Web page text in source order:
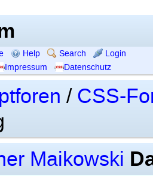
Help Search
Login
Impressum Datenschutz
/ CSS-
Maikowski